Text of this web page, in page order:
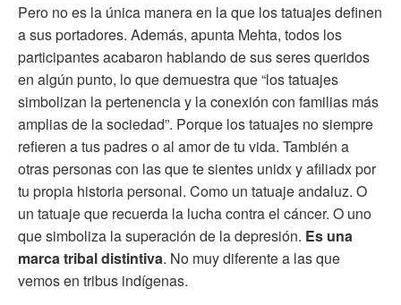
Pero no es la única manera en la que los tatuajes definen
a sus portadores. Además, apunta Mehta, todos los
participantes acabaron hablando de sus seres queridos
en algún punto, lo que demuestra que “los tatuajes
simbolizan la pertenencia y la conexión con familias más
amplias de la sociedad”. Porque los tatuajes no siempre
refieren a tus padres o al amor de tu vida. También a
otras personas con las que te sientes unidx y afiliadx por
tu propia historia personal. Como un tatuaje andaluz. O
un tatuaje que recuerda la lucha contra el cáncer. O uno
que simboliza la superación de la depresión. Es una
marca tribal distintiva. No muy diferente a las que
vemos en tribus indígenas.